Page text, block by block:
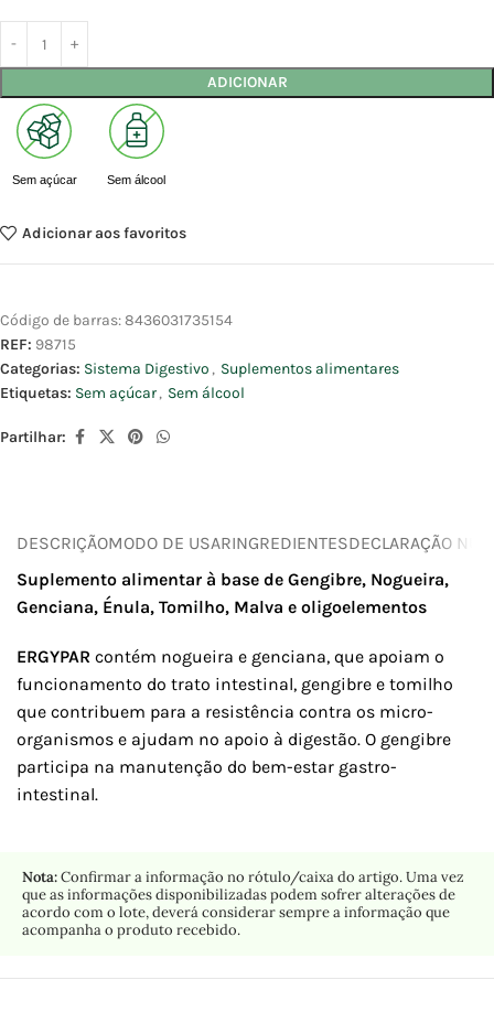
ADICIONAR
Sem açúcar Sem álcool
Adicionar aos favoritos
Código de barras:8436031735154
REF: 98715
Categorias: Sistema Digestivo , Suplementos alimentares
Etiquetas: Sem açúcar, Sem álcool
Partilhar:
DESCRIÇÃOMODO DE USARINGREDIENTESDECLARAÇÃO
Suplemento alimentar à base de Gengibre, Nogueira,
Genciana, Énula, Tomilho, Malva e oligoelementos
ERGYPAR contém nogueira e genciana, que apoiam o
funcionamento do trato intestinal, gengibre e tomilho
que contribuem para a resistência contra os micro-
organismos e ajudam no apoio à digestão. O gengibre
participa na manutenção do bem-estar gastro-
intestinal.
Nota:Confirmar a informação no rótulo/caixa do artigo. Uma vez
que as informações disponibilizadas podem sofrer alterações de
acordo com o lote, deverá considerar sempre a informação que
acompanha o produto recebido.